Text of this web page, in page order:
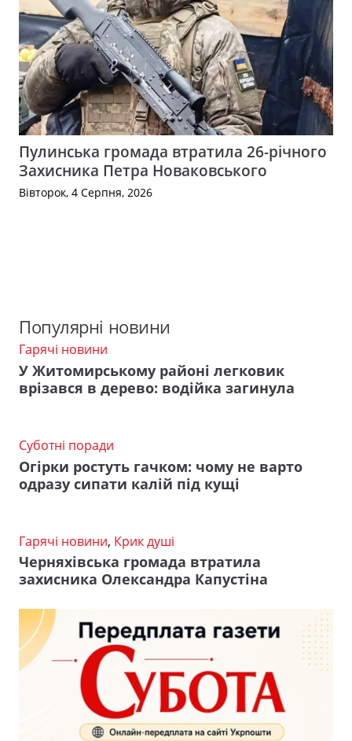
Пулинська громада втратила 26-річного
Захисника Петра Новаковського
Вівторок, 4 Серпня, 2026
Популярні новини
Гарячі новини
У Житомирському районі легковик
врізався в дерево: водійка загинула
Суботні поради
Огірки ростуть гачком: чому не варто
одразу сипати калій під кущі
Гарячі новини, Крик душі
Черняхівська громада втратила
захисника Олександра Капустіна